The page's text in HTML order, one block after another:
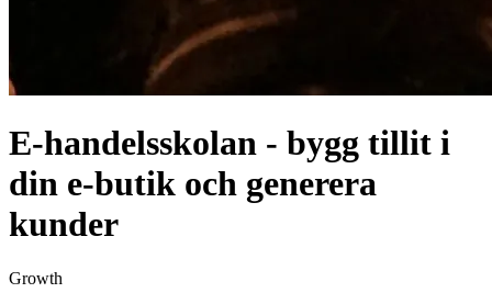
E-handelsskolan - bygg tillit i
din e-butik och generera
kunder
Growth